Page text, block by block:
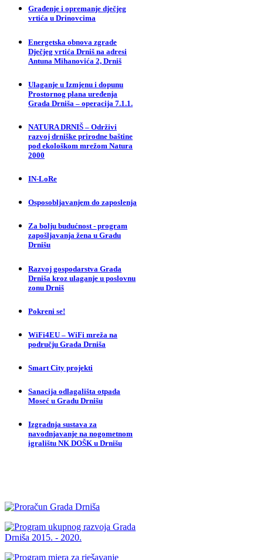
Građenje i opremanje dječjeg
vrtića u Drinovcima
Energetska obnova zgrade
Dječjeg vrtića Drniš na adresi
Antuna Mihanovića 2, Drniš
Ulaganje u Izmjenu i dopunu
Prostornog plana uređenja
Grada Drniša – operacija 7.1.1.
NATURA DRNIŠ – Održivi
razvoj drniške prirodne baštine
pod ekološkom mrežom Natura
2000
IN-LoRe
Osposobljavanjem do zaposlenja
Za bolju budućnost - program
zapošljavanja žena u Gradu
Drnišu
Razvoj gospodarstva Grada
Drniša kroz ulaganje u poslovnu
zonu Drniš
Pokreni se!
WiFi4EU – WiFi mreža na
području Grada Drniša
Smart City projekti
Sanacija odlagališta otpada
Moseć u Gradu Drnišu
Izgradnja sustava za
navodnjavanje na nogometnom
igralištu NK DOŠK u Drnišu